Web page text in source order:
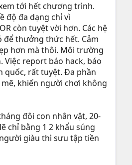
tới hết chương trình.
độ đa dạng chỉ vì
còn tuyệt vời hơn. Các hệ
để thưởng thức hết. Cảm
hơn mà thôi. Môi trường
Việc report báo hack, báo
quốc, rất tuyệt. Đa phần
khiến người chơi không
đôi con nhân vật, 20-
chỉ bằng 1 2 khẩu súng
giàu thì sưu tập tiền